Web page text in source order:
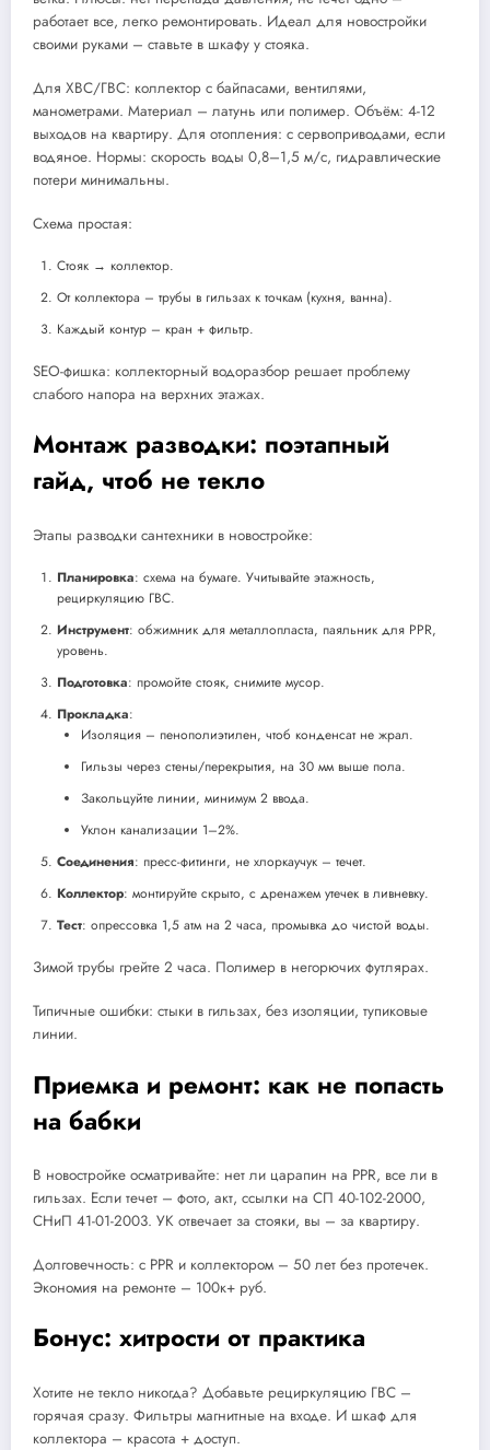
работает все, легко ремонтировать. Идеал для новостройки
своими руками – ставьте в шкафу у стояка.
Для ХВС/ГВС: коллектор с байпасами, вентилями,
манометрами. Материал – латунь или полимер. Объём: 4-12
выходов на квартиру. Для отопления: с сервоприводами, если
водяное. Нормы: скорость воды 0,8–1,5 м/с, гидравлические
потери минимальны.
Схема простая:
Стояк → коллектор.
От коллектора – трубы в гильзах к точкам (кухня, ванна).
Каждый контур – кран + фильтр.
SEO-фишка: коллекторный водоразбор решает проблему
слабого напора на верхних этажах.
Монтаж разводки: поэтапный
гайд, чтоб не текло
Этапы разводки сантехники в новостройке:
Планировка: схема на бумаге. Учитывайте этажность,
рециркуляцию ГВС.
Инструмент: обжимник для металлопласта, паяльник для PPR,
уровень.
Подготовка: промойте стояк, снимите мусор.
Прокладка:
Изоляция – пенополиэтилен, чтоб конденсат не жрал.
Гильзы через стены/перекрытия, на 30 мм выше пола.
Закольцуйте линии, минимум 2 ввода.
Уклон канализации 1–2%.
Соединения: пресс-фитинги, не хлоркаучук – течет.
Коллектор: монтируйте скрыто, с дренажем утечек в ливневку.
Тест: опрессовка 1,5 атм на 2 часа, промывка до чистой воды.
Зимой трубы грейте 2 часа. Полимер в негорючих футлярах.
Типичные ошибки: стыки в гильзах, без изоляции, тупиковые
линии.
Приемка и ремонт: как не попасть
на бабки
В новостройке осматривайте: нет ли царапин на PPR, все ли в
гильзах. Если течет – фото, акт, ссылки на СП 40-102-2000,
СНиП 41-01-2003. УК отвечает за стояки, вы – за квартиру.
Долговечность: с PPR и коллектором – 50 лет без протечек.
Экономия на ремонте – 100к+ руб.
Бонус: хитрости от практика
Хотите не текло никогда? Добавьте рециркуляцию ГВС –
горячая сразу. Фильтры магнитные на входе. И шкаф для
коллектора – красота + доступ.